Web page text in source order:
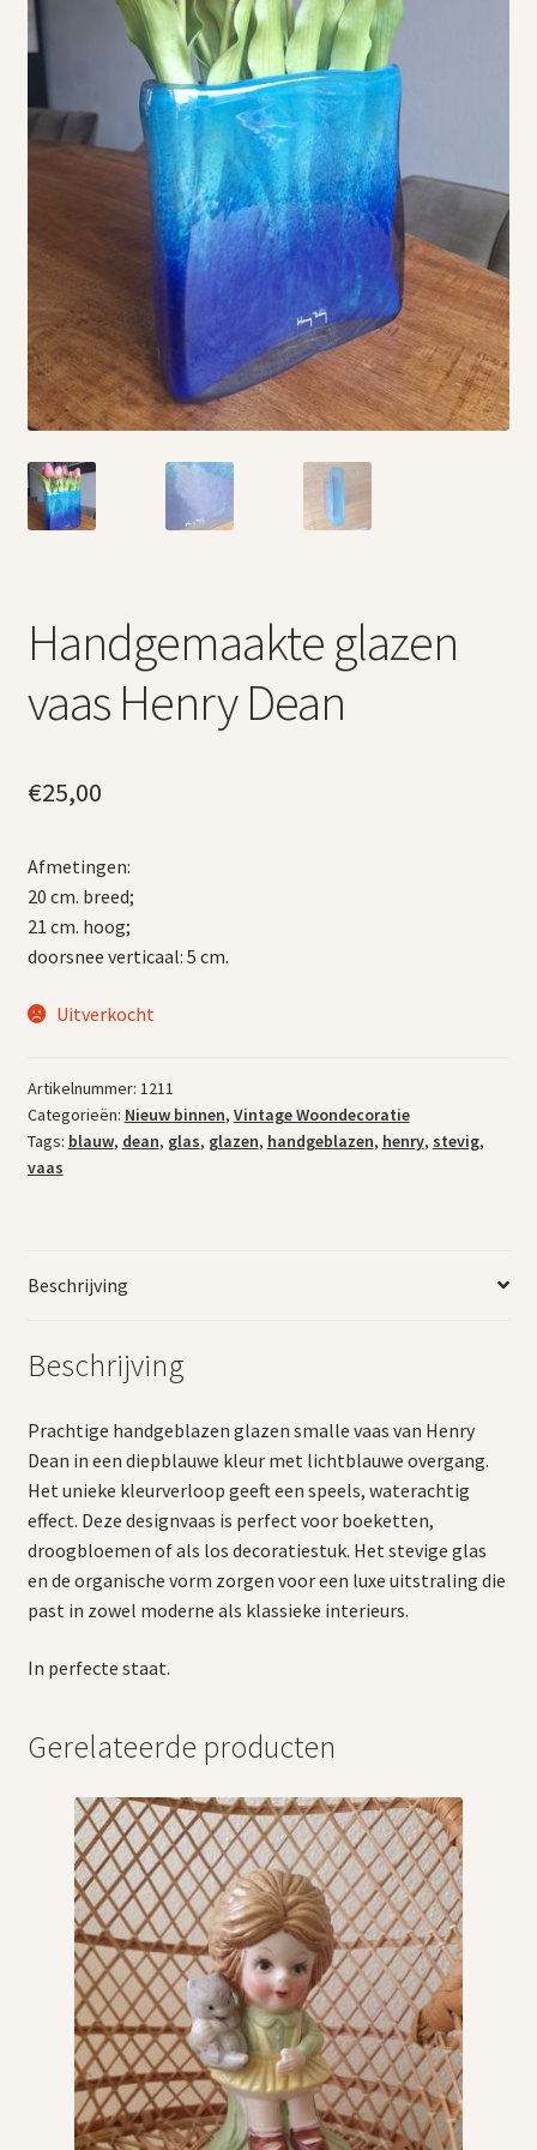
Vintage boeken en strips
Handgemaakte glazen
vaas Henry Dean
€25,00
Afmetingen:
20 cm. breed;
21 cm. hoog;
doorsnee verticaal: 5 cm.
Uitverkocht
Artikelnummer: 1211
Categorieën: Nieuw binnen, Vintage Woondecoratie
Tags: blauw, dean, glas, glazen, handgeblazen, henry, stevig,
vaas
Beschrijving
Beschrijving
Prachtige handgeblazen glazen smalle vaas van Henry
Dean in een diepblauwe kleur met lichtblauwe overgang.
Het unieke kleurverloop geeft een speels, waterachtig
effect. Deze designvaas is perfect voor boeketten,
droogbloemen of als los decoratiestuk. Het stevige glas
en de organische vorm zorgen voor een luxe uitstraling die
past in zowel moderne als klassieke interieurs.
In perfecte staat.
Gerelateerde producten